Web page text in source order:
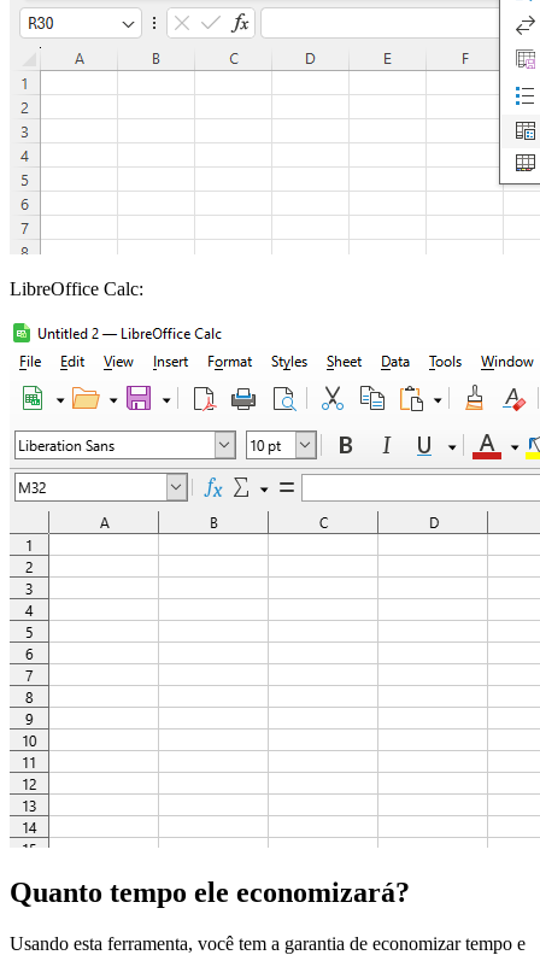
LibreOffice Calc:
Quanto tempo ele economizará?
Usando esta ferramenta, você tem a garantia de economizar tempo e